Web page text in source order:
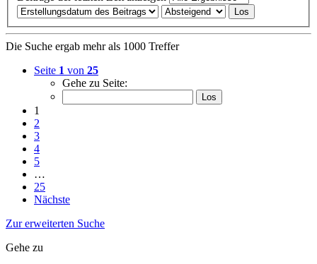
Die Suche ergab mehr als 1000 Treffer
Seite 1 von 25
Gehe zu Seite:
1
2
3
4
5
…
25
Nächste
Zur erweiterten Suche
Gehe zu